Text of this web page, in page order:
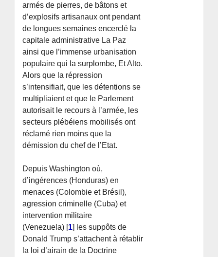
armés de pierres, de bâtons et
d’explosifs artisanaux ont pendant
de longues semaines encerclé la
capitale administrative La Paz
ainsi que l’immense urbanisation
populaire qui la surplombe, Et Alto.
Alors que la répression
s’intensifiait, que les détentions se
multipliaient et que le Parlement
autorisait le recours à l’armée, les
secteurs plébéiens mobilisés ont
réclamé rien moins que la
démission du chef de l’Etat.
Depuis Washington où,
d’ingérences (Honduras) en
menaces (Colombie et Brésil),
agression criminelle (Cuba) et
intervention militaire
(Venezuela) [1] les suppôts de
Donald Trump s’attachent à rétablir
la loi d’airain de la Doctrine